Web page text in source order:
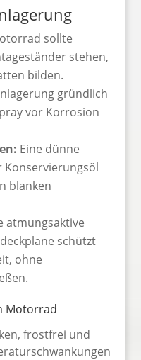
sollte
stehen,
bilden.
gründlich
vor Korrosion
Eine dünne
Konservierungsöl
blanken
atmungsaktive
schützt
ohne
Motorrad
frostfrei und